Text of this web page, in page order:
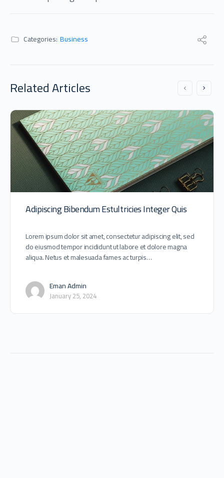
Categories: Business
Related Articles
Adipiscing Bibendum Estultricies Integer Quis
Lorem ipsum dolor sit amet, consectetur adipiscing elit, sed
do eiusmod tempor incididunt ut labore et dolore magna
aliqua. Netus et malesuada fames ac turpis…
Eman Admin
January 25, 2024